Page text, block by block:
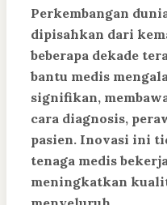
Perkembangan
dipisahkan dari
beberapa dekade
bantu medis
signifikan,
cara diagnosis,
pasien. Inovasi ini
tenaga medis
meningkatkan